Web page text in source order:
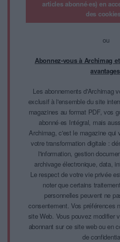
articles abonné·es) en
des
ou
Abonnez-vous à Archimag
Les abonnements d'Archimag
exclusif à l'ensemble du site
magazines au format PDF, vos
abonné·es Intégral, mais
Archimag, c'est le magazine qui
votre transformation digitale :
l'information, gestion
archivage électronique, data,
Le respect de votre vie privée
noter que certains
personnelles peuvent ne
consentement. Vos préférences
site Web. Vous pouvez modifier
abonnant sur ce site web ou en
de